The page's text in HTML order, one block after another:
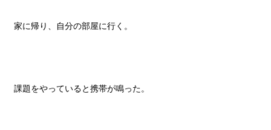
家に帰り、自分の部屋に行く。
課題をやっていると携帯が鳴った。